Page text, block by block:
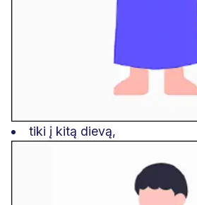
tiki į kitą dievą,